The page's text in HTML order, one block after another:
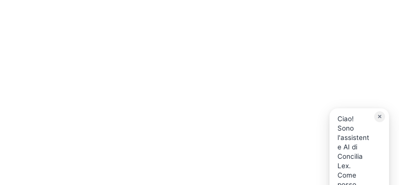
Ciao!
Sono
l'assistent
e AI di
Concilia
Lex.
Come
×